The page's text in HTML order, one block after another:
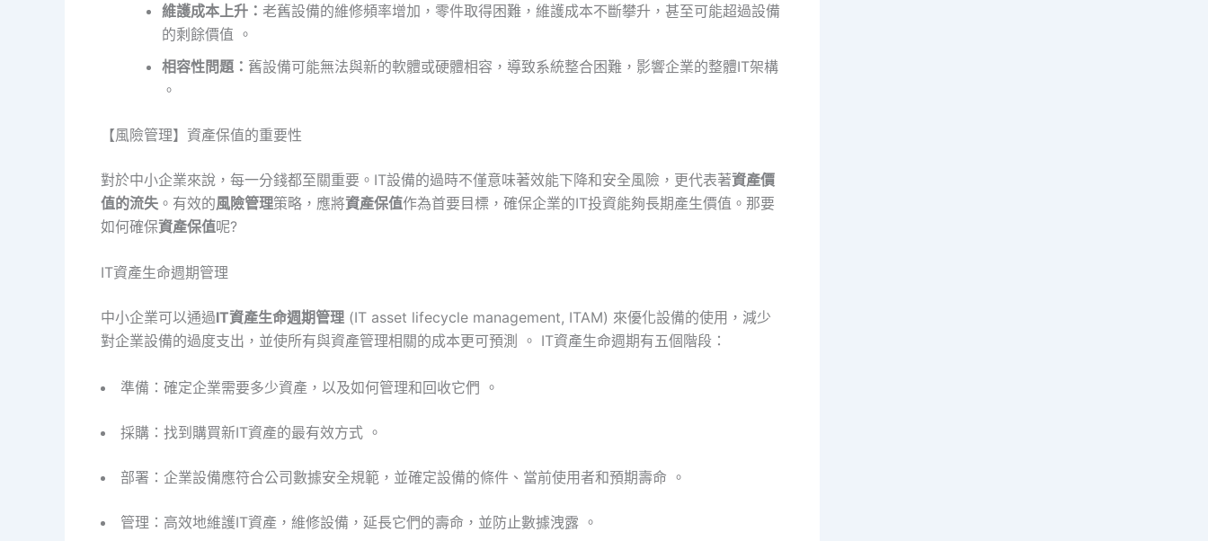
維護成本上升： 老舊設備的維修頻率增加，零件取得困難，維護成本不斷攀升，甚至可能超過設備
的剩餘價值 。
相容性問題： 舊設備可能無法與新的軟體或硬體相容，導致系統整合困難，影響企業的整體IT架構
。
【風險管理】資產保值的重要性
對於中小企業來說，每一分錢都至關重要。IT設備的過時不僅意味著效能下降和安全風險，更代表著資產價
值的流失 。有效的風險管理策略，應將資產保值作為首要目標，確保企業的IT投資能夠長期產生價值。那要
如何確保資產保值呢?
IT資產生命週期管理
中小企業可以通過IT資產生命週期管理 (IT asset lifecycle management, ITAM) 來優化設備的使用，減少
對企業設備的過度支出，並使所有與資產管理相關的成本更可預測 。 IT資產生命週期有五個階段：
準備：確定企業需要多少資產，以及如何管理和回收它們 。
採購：找到購買新IT資產的最有效方式 。
部署：企業設備應符合公司數據安全規範，並確定設備的條件、當前使用者和預期壽命 。
管理：高效地維護IT資產，維修設備，延長它們的壽命，並防止數據洩露 。